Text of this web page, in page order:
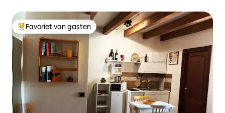
Topfavoriet van gasten
Favoriet van gasten